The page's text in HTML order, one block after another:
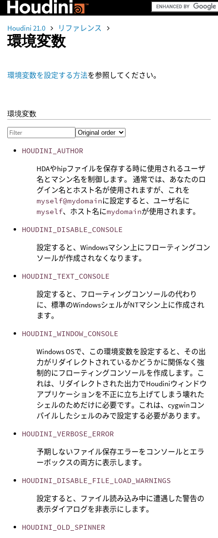
Houdini 21.0 リファレンス
環境変数
環境変数を設定する方法を参照してください。
環境変数
HOUDINI_AUTHOR
HDAやhipファイルを保存する時に使用されるユーザ
名とマシン名を制御します。 通常では、あなたのロ
グイン名とホスト名が使用されますが、これを
myself@mydomainに設定すると、ユーザ名に
myself、ホスト名にmydomainが使用されます。
HOUDINI_DISABLE_CONSOLE
設定すると、Windowsマシン上にフローティングコン
ソールが作成されなくなります。
HOUDINI_TEXT_CONSOLE
設定すると、フローティングコンソールの代わり
に、標準のWindowsシェルがNTマシン上に作成され
ます。
HOUDINI_WINDOW_CONSOLE
Windows OSで、この環境変数を設定すると、その出
力がリダイレクトされているかどうかに関係なく強
制的にフローティングコンソールを作成します。こ
れは、リダイレクトされた出力でHoudiniウィンドウ
アプリケーションを不正に立ち上げてしまう壊れた
シェルのためだけに必要です。これは、cygwinコン
パイルしたシェルのみで設定する必要があります。
HOUDINI_VERBOSE_ERROR
予期しないファイル保存エラーをコンソールとエラ
ーボックスの両方に表示します。
HOUDINI_DISABLE_FILE_LOAD_WARNINGS
設定すると、ファイル読み込み中に遭遇した警告の
表示ダイアログを非表示にします。
HOUDINI_OLD_SPINNER